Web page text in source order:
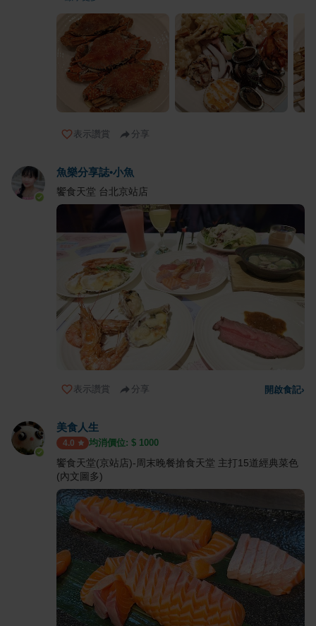
表示讚賞 分享
魚樂分享誌•小魚
饗食天堂 台北京站店
表示讚賞 分享 開啟食記›
美食人生
4.0 均消價位: $ 1000
饗食天堂(京站店)-周末晚餐搶食天堂 主打15道經典菜色
(內文圖多)